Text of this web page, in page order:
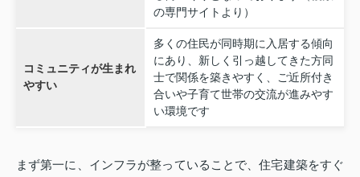
の専門サイトより）
コミュニティが生まれ
やすい
多くの住民が同時期に入居する傾向
にあり、新しく引っ越してきた方同
士で関係を築きやすく、ご近所付き
合いや子育て世帯の交流が進みやす
い環境です
まず第一に、インフラが整っていることで、住宅建築をすぐ